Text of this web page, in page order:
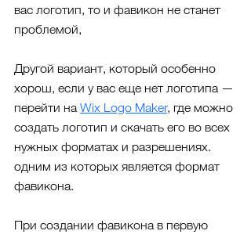
вас логотип, то и фавикон не станет
проблемой,
Другой вариант, который особенно
хорош, если у вас еще нет логотипа —
перейти на Wix Logo Maker, где можно
создать логотип и скачать его во всех
нужных форматах и разрешениях.
одним из которых является формат
фавикона.
При создании фавикона в первую